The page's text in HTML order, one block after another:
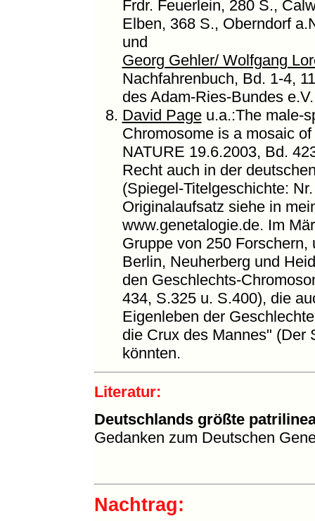
Frdr. Feuerlein, 280 S.,
Elben, 368 S., Oberndorf
und
Georg Gehler/ Wolfgang
Nachfahrenbuch, Bd. 1-4,
des Adam-Ries-Bundes
David Pageu.a.:The male-
Chromosome is a mosaic
NATURE 19.6.2003, Bd.
Recht auch in der
(Spiegel-Titelgeschichte:
Originalaufsatz siehe in
www.genetalogie.de. Im
Gruppe von 250
Berlin, Neuherberg und
den Geschlechts-
434, S.325 u. S.400), die
Eigenleben der
die Crux des Mannes" (Der
könnten.
Literatur:
Deutschlands größte
Gedanken zum Deutschen
Nachtrag: